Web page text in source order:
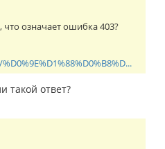
означает ошибка 403?
такой ответ?